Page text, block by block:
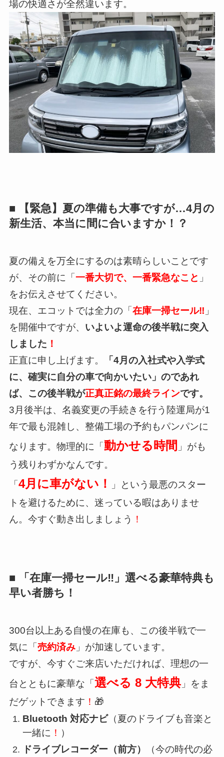
場の快適さが全然違います。
■ 【緊急】夏の準備も大事ですが…4月の
新生活、本当に間に合いますか！？
夏の備えを万全にするのは素晴らしいことです
が、その前に「一番大切で、一番緊急なこと 」
をお伝えさせてください。
現在、エコットでは全力の「在庫一掃セール‼ 」
を開催中ですが、 いよいよ運命の後半戦に突入
しました ！
正直に申し上げます。
「4月の入社式や入学式
に、確実に自分の車で向かいたい」のであれ
ば、この後半戦が正真正銘の最終ラインです。
3月後半は、名義変更の手続きを行う陸運局が1
年で最も混雑し、整備工場の予約もパンパンに
なります。物理的に「動かせる時間 」がも
う残りわずかなんです。
「4月に車がない！
」という最悪のスター
トを避けるために、迷っている暇はありませ
ん。今すぐ動き出しましょう
！
■ 「在庫一掃セール‼」選べる豪華特典も
早い者勝ち！
300台以上ある自慢の在庫も、この後半戦で一
気に「売約済み」が加速しています。
ですが、今すぐご来店いただければ、理想の一
台とともに豪華な「選べる 8 大特典」をま
だゲットできます ！ 🎁
Bluetooth 対応ナビ（夏のドライブも音楽と
一緒に ！ ）
ドライブレコーダー（前方）
（今の時代の必